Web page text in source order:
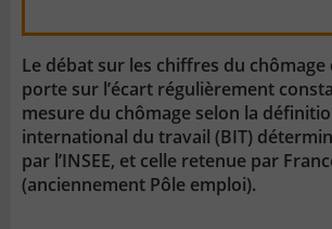
Le débat sur les chiffres du
porte sur l’écart régulièrement
mesure du chômage selon la
international du travail (BIT)
par l’INSEE, et celle retenue par
(anciennement Pôle emploi).